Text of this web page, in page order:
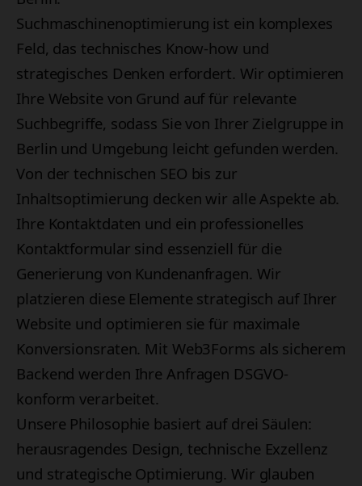
Suchmaschinenoptimierung ist ein komplexes
Feld, das technisches Know-how und
strategisches Denken erfordert. Wir optimieren
Ihre Website von Grund auf für relevante
Suchbegriffe, sodass Sie von Ihrer Zielgruppe in
Berlin und Umgebung leicht gefunden werden.
Von der technischen SEO bis zur
Inhaltsoptimierung decken wir alle Aspekte ab.
Ihre Kontaktdaten und ein professionelles
Kontaktformular sind essenziell für die
Generierung von Kundenanfragen. Wir
platzieren diese Elemente strategisch auf Ihrer
Website und optimieren sie für maximale
Konversionsraten. Mit Web3Forms als sicherem
Backend werden Ihre Anfragen DSGVO-
konform verarbeitet.
Unsere Philosophie basiert auf drei Säulen:
herausragendes Design, technische Exzellenz
und strategische Optimierung. Wir glauben